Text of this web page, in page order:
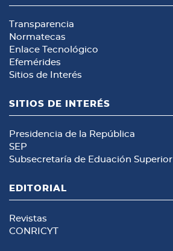
Transparencia
Normatecas
Enlace Tecnológico
Efemérides
Sitios de Interés
SITIOS DE INTERÉS
Presidencia de la República
SEP
Subsecretaría de Eduación Superior
EDITORIAL
Revistas
CONRICYT